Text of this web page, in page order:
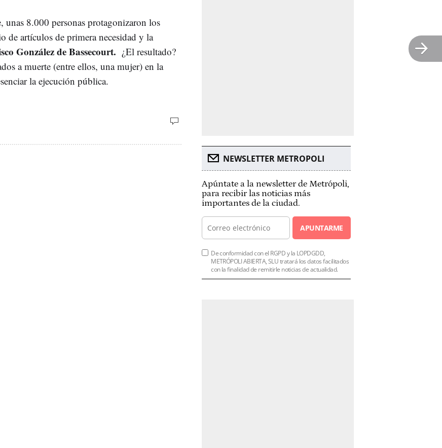
8.000 personas protagonizaron los
de artículos de primera necesidad y la
González de Bassecourt. ¿El resultado?
a muerte (entre ellos, una mujer) en la
la ejecución pública.
NEWSLETTER METROPOLI
Apúntate a la newsletter de Metrópoli,
para recibir las noticias más
importantes de la ciudad.
APUNTARME
De conformidad con el RGPD y la LOPDGDD,
METRÓPOLI ABIERTA, SLU tratará los datos facilitados
con la finalidad de remitirle noticias de actualidad.